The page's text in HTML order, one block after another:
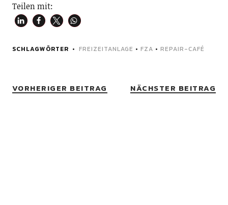
Teilen mit:
SCHLAGWÖRTER FREIZEITANLAGE • FZA • REPAIR-CAFÉ
VORHERIGER BEITRAG NÄCHSTER BEITRAG